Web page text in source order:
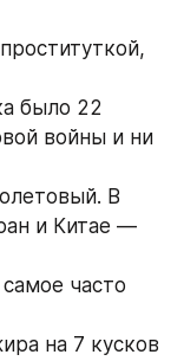
было 22
войны и ни
В
и Китае —
часто
на 7 кусков